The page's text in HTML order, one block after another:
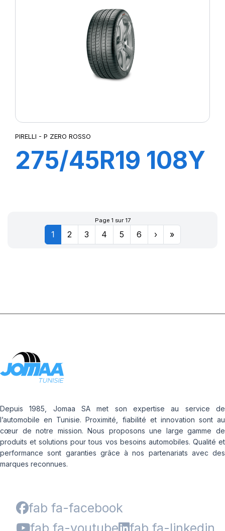
PIRELLI - P ZERO ROSSO
275/45R19 108Y
Page 1 sur 17
1 2 3 4 5 6 › »
Depuis 1985, Jomaa SA met son expertise au service de
l’automobile en Tunisie. Proximité, fiabilité et innovation sont au
cœur de notre mission. Nous proposons une large gamme de
produits et solutions pour tous vos besoins automobiles. Qualité et
performance sont garanties grâce à nos partenariats avec des
marques reconnues.
fab fa-facebook
fab fa-youtube
fab fa-linkedin